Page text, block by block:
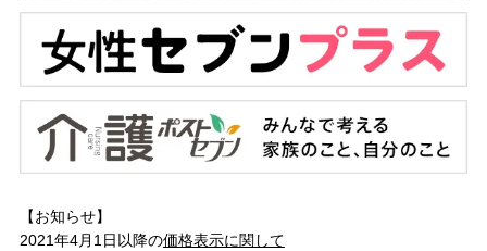
【お知らせ】
2021年4月1日以降の価格表示に関して